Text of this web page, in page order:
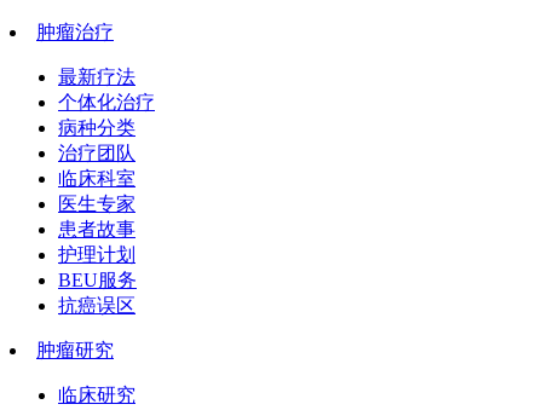
肿瘤治疗
最新疗法
个体化治疗
病种分类
治疗团队
临床科室
医生专家
患者故事
护理计划
BEU服务
抗癌误区
肿瘤研究
临床研究